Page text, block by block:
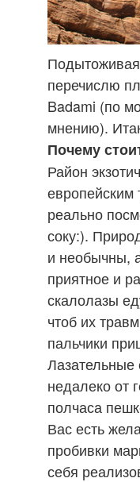
Подытоживая
перечислю
Badami (по
мнению).
Почему
Район
европейским
реально
соку:).
и необычны,
приятное и
скалолазы
чтоб их
пальчики
Лазательные
недалеко от
полчаса
Вас есть
пробивки
себя